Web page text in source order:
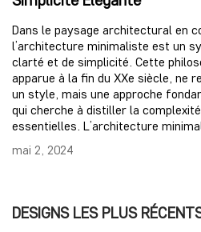
Dans le paysage architectural en
l’architecture minimaliste est un
clarté et de simplicité. Cette
apparue à la fin du XXe siècle, ne
un style, mais une approche
qui cherche à distiller la
essentielles. L’architecture
mai 2, 2024
DESIGNS LES PLUS